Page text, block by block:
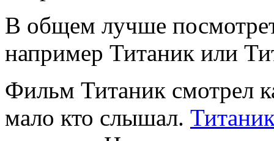
В общем лучше
например Титаник или
Фильм Титаник смотрел
мало кто слышал.